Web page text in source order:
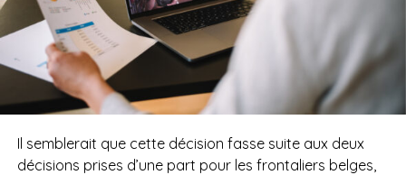
Il semblerait que cette décision fasse suite aux deux
décisions prises d’une part pour les frontaliers belges,